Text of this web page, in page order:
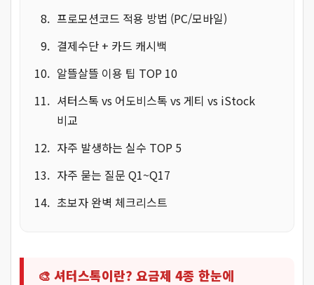
프로모션코드 적용 방법 (PC/모바일)
결제수단 + 카드 캐시백
알뜰살뜰 이용 팁 TOP 10
셔터스톡 vs 어도비스톡 vs 게티 vs iStock
비교
자주 발생하는 실수 TOP 5
자주 묻는 질문 Q1~Q17
초보자 완벽 체크리스트
🎨 셔터스톡이란? 요금제 4종 한눈에